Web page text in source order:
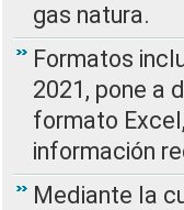
gas natura.
Formatos
2021, pone a
formato
información
Mediante la